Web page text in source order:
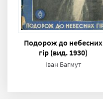
Подорож до небесних
гір (вид. 1930)
Іван Багмут